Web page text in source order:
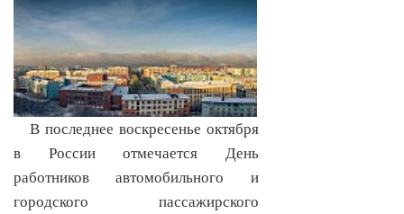
В последнее воскресенье октября
в России отмечается День
работников автомобильного и
городского пассажирского